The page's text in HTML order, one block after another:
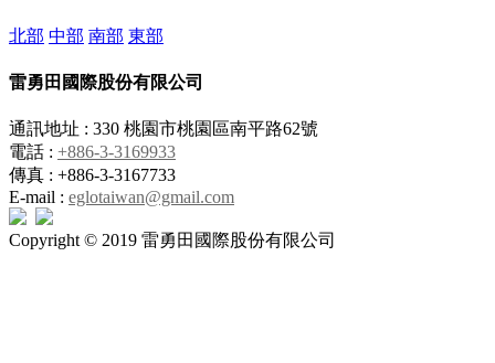
北部 中部 南部 東部
雷勇田國際股份有限公司
通訊地址 : 330 桃園市桃園區南平路62號
電話 : +886-3-3169933
傳真 : +886-3-3167733
E-mail : eglotaiwan@gmail.com
Copyright © 2019 雷勇田國際股份有限公司